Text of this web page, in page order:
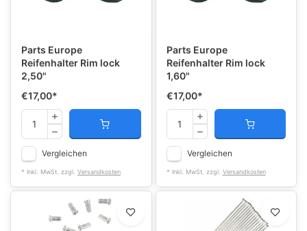
Parts Europe
Reifenhalter Rim lock
2,50"
€17,00*
Vergleichen
* Inkl. MwSt. zzgl. Versandkosten
Parts Europe
Reifenhalter Rim lock
1,60"
€17,00*
Vergleichen
* Inkl. MwSt. zzgl. Versandkosten